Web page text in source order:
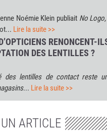
Noémie Klein publiait No
Lire la suite >>
RENONCENT-
DES LENTILLES ?
des lentilles de contact reste
... Lire la suite >>
ARTICLE